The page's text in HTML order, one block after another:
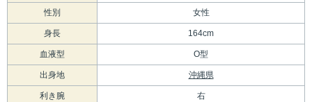
性別 女性
身長 164cm
血液型 O型
出身地 沖縄県
利き腕 右